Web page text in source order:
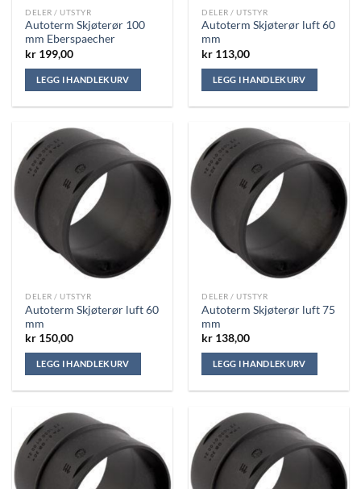
DELER / UTSTYR
Autoterm Skjøterør 100
mm Eberspaecher
kr 199,00
LEGG I HANDLEKURV
DELER / UTSTYR
Autoterm Skjøterør luft 60
mm
kr 113,00
LEGG I HANDLEKURV
DELER / UTSTYR
Autoterm Skjøterør luft 60
mm
kr 150,00
LEGG I HANDLEKURV
DELER / UTSTYR
Autoterm Skjøterør luft 75
mm
kr 138,00
LEGG I HANDLEKURV